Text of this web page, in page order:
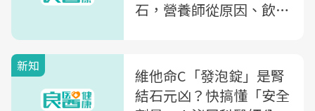
石，營養師從原因、飲
新知
維他命C「發泡錠」是腎
結石元凶？快搞懂「安全